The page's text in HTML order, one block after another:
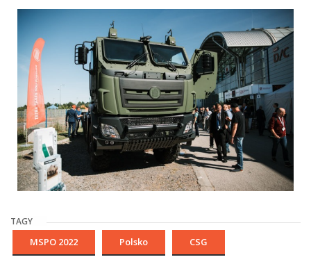
TAGY
MSPO 2022 Polsko CSG